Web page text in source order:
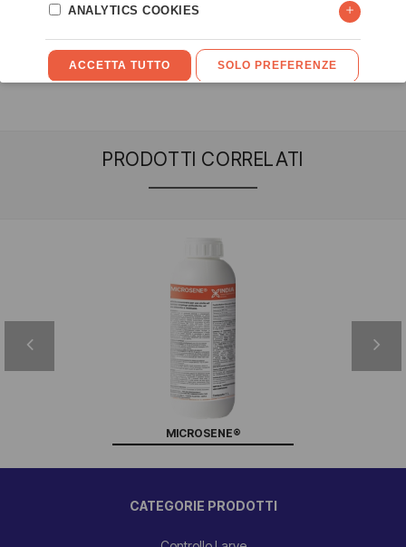
INDUSTRIA
PRODOTTI CORRELATI
MICROSENE®
CATEGORIE PRODOTTI